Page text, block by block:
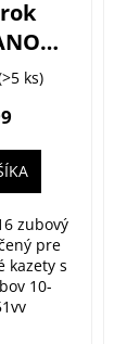
ks)
zubový
pre
kazety s
10-